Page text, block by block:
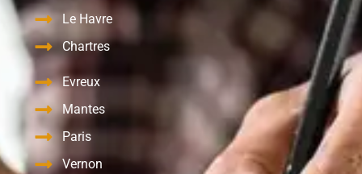
Le Havre
Chartres
Evreux
Mantes
Paris
Vernon